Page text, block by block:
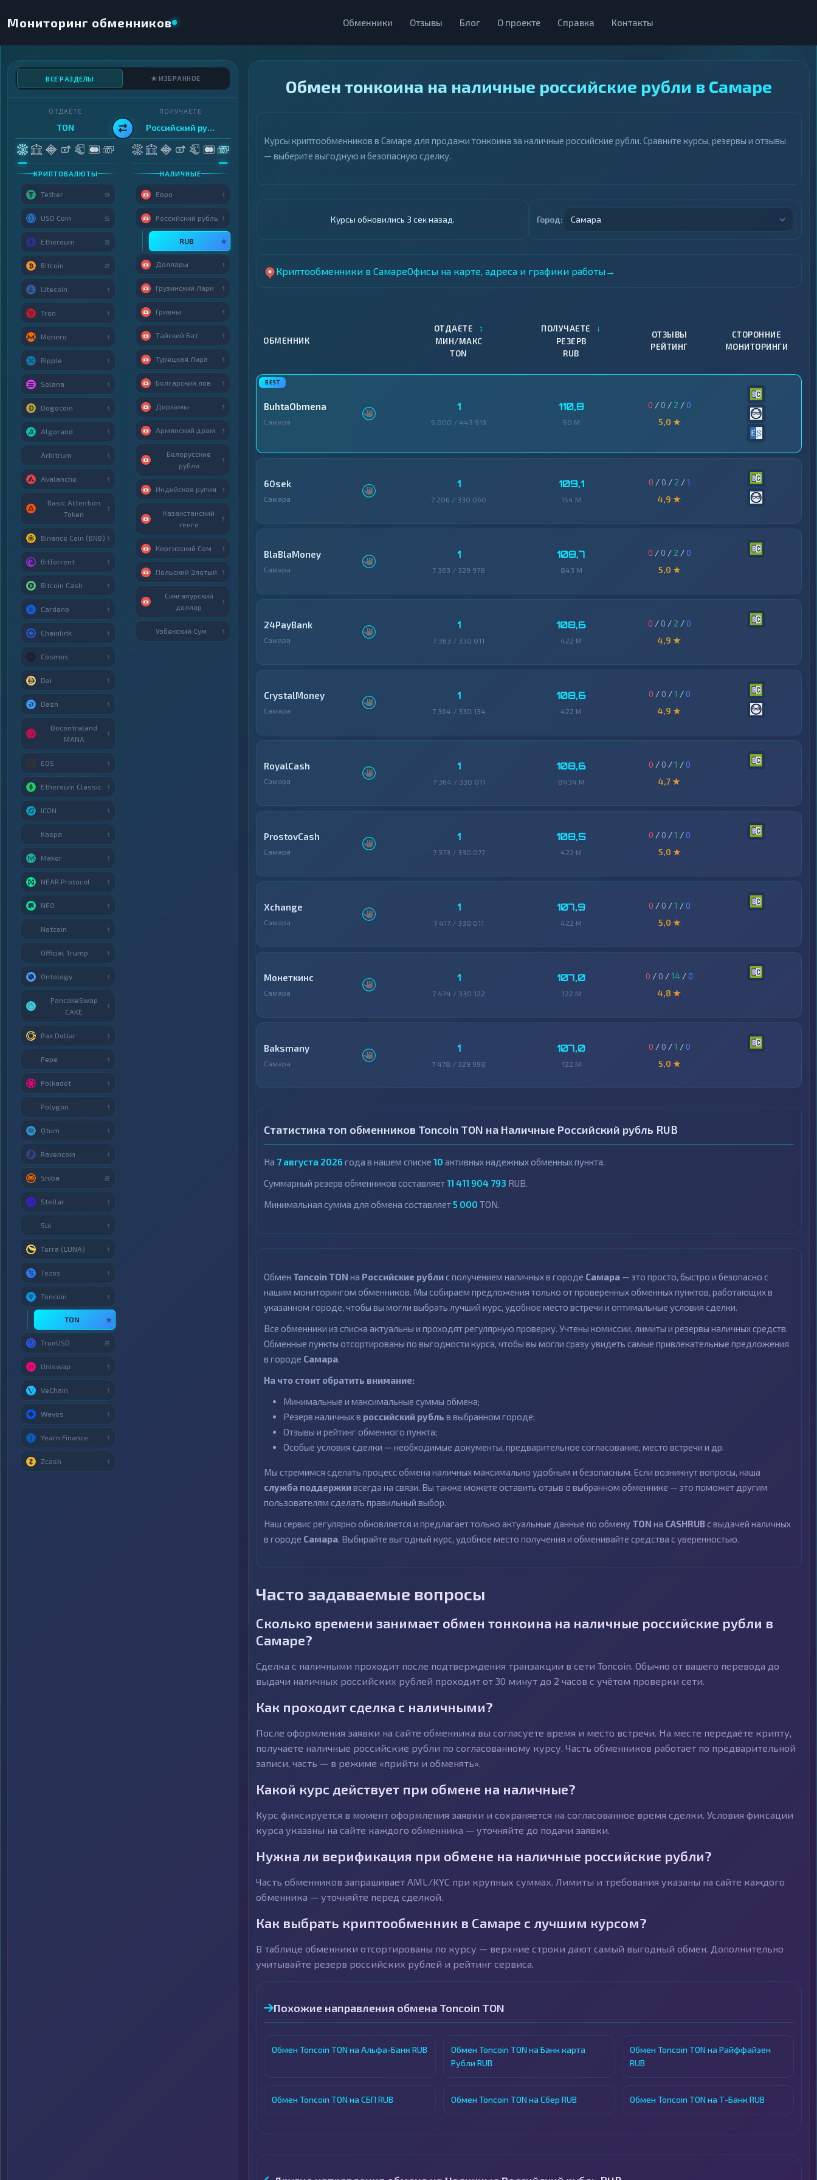
Мониторинг обменников Обменники Отзывы Блог О проекте Справка Контакты
Обмен тонкоина на наличные российские рубли в Самаре
Курсы криптообменников в Самаре для продажи тонкоина за наличные российские рубли. Сравните курсы, резервы и отзывы
— выберите выгодную и безопасную сделку.
Курсы обновились 4 сек назад. Город: Самара
Криптообменники в СамареОфисы на карте, адреса и графики работы →
ОБМЕННИК
ОТДАЕТЕ ↕
МИН/МАКС
TON
ПОЛУЧАЕТЕ ↓
РЕЗЕРВ
RUB
ОТЗЫВЫ
РЕЙТИНГ
СТОРОННИЕ
МОНИТОРИНГИ
BuhtaObmena
Самара
1
5 000 / 443 913
110,8
50 M
0 / 0 / 2 /0
5,0 ★
60sek
Самара
1
7 206 / 330 060
109,1
154 M
0 / 0 / 2 /1
4,9 ★
BlaBlaMoney
Самара
1
7 363 / 329 978
108,7
843 M
0 / 0 / 2 /0
5,0 ★
24PayBank
Самара
1
7 363 / 330 011
108,6
422 M
0 / 0 / 2 /0
4,9 ★
CrystalMoney
Самара
1
7 364 / 330 134
108,6
422 M
0 / 0 /1 /0
4,9 ★
RoyalCash
Самара
1
7 364 / 330 011
108,6
8434 M
0 / 0 /1 /0
4,7 ★
ProstovCash
Самара
1
7 373 / 330 077
108,5
422 M
0 / 0 /1 /0
5,0 ★
Xchange
Самара
1
7 417 / 330 011
107,9
422 M
0 / 0 /1 /0
5,0 ★
Монеткинс
Самара
1
7 474 / 330 122
107,0
122 M
0 / 0 /14 /0
4,8 ★
Baksmany
Самара
1
7 478 / 329 998
107,0
122 M
0 / 0 /1 /0
5,0 ★
Статистика топ обменников Toncoin TON на Наличные Российский рубль RUB
На 7 августа 2026 года в нашем списке 10 активных надежных обменных пункта.
Суммарный резерв обменников составляет11 411 904 793 RUB.
Минимальная сумма для обмена составляет5 000 TON.
Обмен Toncoin TON на Российские рублис получением наличных в городе Самара — это просто, быстро и безопасно с
нашим мониторингом обменников. Мы собираем предложения только от проверенных обменных пунктов, работающих в
указанном городе, чтобы вы могли выбрать лучший курс, удобное место встречи и оптимальные условия сделки.
Все обменники из списка актуальны и проходят регулярную проверку. Учтены комиссии, лимиты и резервы наличных средств.
Обменные пункты отсортированы по выгодности курса, чтобы вы могли сразу увидеть самые привлекательные предложения
в городе Самара.
На что стоит обратить внимание:
Минимальные и максимальные суммы обмена;
Резерв наличных в российский рубль в выбранном городе;
Отзывы и рейтинг обменного пункта;
Особые условия сделки — необходимые документы, предварительное согласование, место встречи и др.
Мы стремимся сделать процесс обмена наличных максимально удобным и безопасным. Если возникнут вопросы, наша
служба поддержкивсегда на связи. Вы также можете оставить отзыв о выбранном обменнике — это поможет другим
пользователям сделать правильный выбор.
Наш сервис регулярно обновляется и предлагает только актуальные данные по обмену TON на CASHRUBс выдачей наличных
в городе Самара. Выбирайте выгодный курс, удобное место получения и обменивайте средства с уверенностью.
Часто задаваемые вопросы
Сколько времени занимает обмен тонкоина на наличные российские рубли в
Самаре?
Сделка с наличными проходит после подтверждения транзакции в сети Toncoin. Обычно от вашего перевода до
выдачи наличных российских рублей проходит от 30 минут до 2 часов с учётом проверки сети.
Как проходит сделка с наличными?
После оформления заявки на сайте обменника вы согласуете время и место встречи. На месте передаёте крипту,
получаете наличные российские рубли по согласованному курсу. Часть обменников работает по предварительной
записи, часть — в режиме «прийти и обменять».
Какой курс действует при обмене на наличные?
Курс фиксируется в момент оформления заявки и сохраняется на согласованное время сделки. Условия фиксации
курса указаны на сайте каждого обменника — уточняйте до подачи заявки.
Нужна ли верификация при обмене на наличные российские рубли?
Часть обменников запрашивает AML/KYC при крупных суммах. Лимиты и требования указаны на сайте каждого
обменника — уточняйте перед сделкой.
Как выбрать криптообменник в Самаре с лучшим курсом?
В таблице обменники отсортированы по курсу — верхние строки дают самый выгодный обмен. Дополнительно
учитывайте резерв российских рублей и рейтинг сервиса.
Похожие направления обмена Toncoin TON
Обмен Toncoin TON на Альфа-Банк RUB
Обмен Toncoin TON на Банк карта
Рубли RUB
Обмен Toncoin TON на Райффайзен
RUB
Обмен Toncoin TON на СБП RUB Обмен Toncoin TON на Сбер RUB Обмен Toncoin TON на Т-Банк RUB
ВСЕ РАЗДЕЛЫ ★ ИЗБРАННОЕ
ОТДАЁТЕ
TON
КРИПТОВАЛЮТЫ
Tether 9
USD Coin 5
Ethereum 3
Bitcoin 2
Litecoin 1
Tron 1
Monero 1
Ripple 1
Solana 1
Dogecoin 1
Algorand 1
Arbitrum 1
Avalanche 1
Basic Attention
Token
1
Binance Coin (BNB) 1
BitTorrent 1
Bitcoin Cash 1
Cardano 1
Chainlink 1
Cosmos 1
Dai 1
Dash 1
Decentraland
MANA
1
EOS 1
Ethereum Classic 1
ICON 1
Kaspa 1
Maker 1
NEAR Protocol 1
NEO 1
Notcoin 1
Official Trump 1
Ontology 1
PancakeSwap
CAKE
1
Pax Dollar 1
Pepe 1
Polkadot 1
Polygon 1
Qtum 1
Ravencoin 1
Shiba 2
Stellar 1
Sui 1
Terra (LUNA) 1
Tezos 1
Toncoin 1
TON ★
TrueUSD 2
Uniswap 1
VeChain 1
Waves 1
Yearn Finance 1
Zcash 1
ПОЛУЧАЕТЕ
Российский рубль
НАЛИЧНЫЕ
Евро 1
Российский рубль 1
RUB ★
Доллары 1
Грузинский Лари 1
Гривны 1
Тайский Бат 1
Турецкая Лира 1
Болгарский лев 1
Дирхамы 1
Армянский драм 1
Белорусские
рубли
1
Индийская рупия 1
Казахстанский
тенге
1
Киргизский Сом 1
Польский Злотый 1
Сингапурский
доллар
1
Узбекский Сум 1